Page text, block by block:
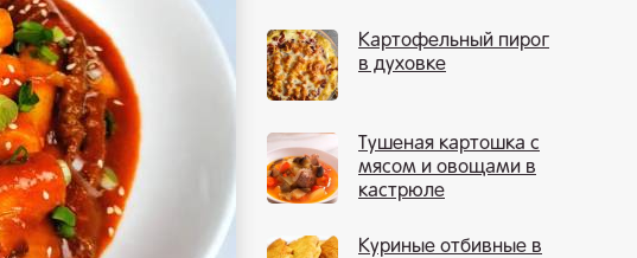
Картофельный пирог
в духовке
Тушеная картошка с
мясом и овощами в
кастрюле
Куриные отбивные в